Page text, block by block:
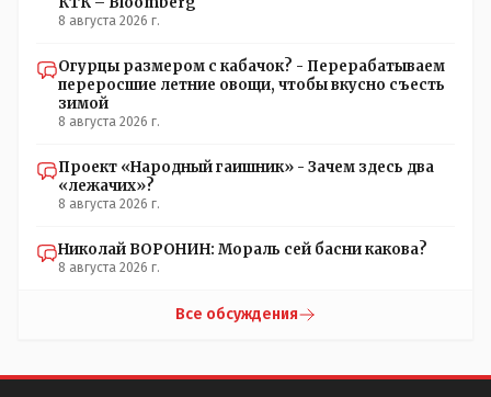
8 августа 2026 г.
Огурцы размером с кабачок? - Перерабатываем
переросшие летние овощи, чтобы вкусно съесть
зимой
8 августа 2026 г.
Проект «Народный гаишник» - Зачем здесь два
«лежачих»?
8 августа 2026 г.
Николай ВОРОНИН: Мораль сей басни какова?
8 августа 2026 г.
Все обсуждения